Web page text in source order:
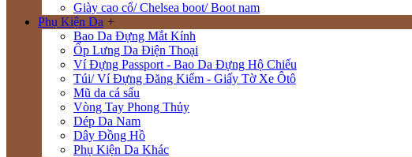
Giày cao cổ/ Chelsea boot/ Boot nam
Phụ Kiện Da +
Bao Da Đựng Mắt Kính
Ốp Lưng Da Điện Thoại
Ví Đựng Passport - Bao Da Đựng Hộ Chiếu
Túi/ Ví Đựng Đăng Kiểm - Giấy Tờ Xe Ôtô
Mũ da cá sấu
Vòng Tay Phong Thủy
Dép Da Nam
Dây Đồng Hồ
Phụ Kiện Da Khác